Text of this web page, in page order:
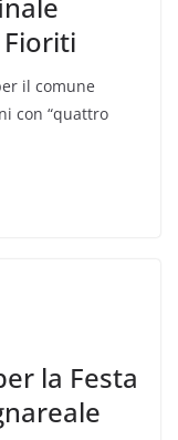
il comune
con “quattro
la Festa